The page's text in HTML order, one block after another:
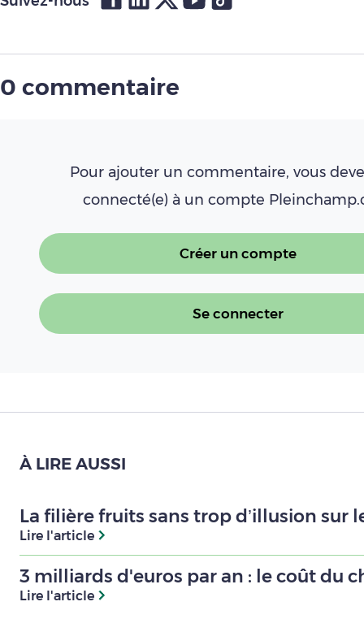
0 commentaire
Pour ajouter un commentaire, vous
connecté(e) à un compte
Créer un compte
Se connecter
À LIRE AUSSI
La filière fruits sans trop d’illusion sur
Lire l'article
3 milliards d'euros par an : le coût du
Lire l'article